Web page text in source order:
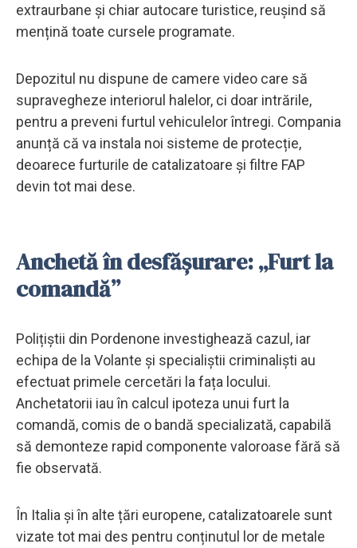
extraurbane și chiar autocare turistice, reușind să
mențină toate cursele programate.
Depozitul nu dispune de camere video care să
supravegheze interiorul halelor, ci doar intrările,
pentru a preveni furtul vehiculelor întregi. Compania
anunță că va instala noi sisteme de protecție,
deoarece furturile de catalizatoare și filtre FAP
devin tot mai dese.
Anchetă în desfășurare: „Furt la
comandă”
Polițiștii din Pordenone investighează cazul, iar
echipa de la Volante și specialiștii criminaliști au
efectuat primele cercetări la fața locului.
Anchetatorii iau în calcul ipoteza unui furt la
comandă, comis de o bandă specializată, capabilă
să demonteze rapid componente valoroase fără să
fie observată.
În Italia și în alte țări europene, catalizatoarele sunt
vizate tot mai des pentru conținutul lor de metale